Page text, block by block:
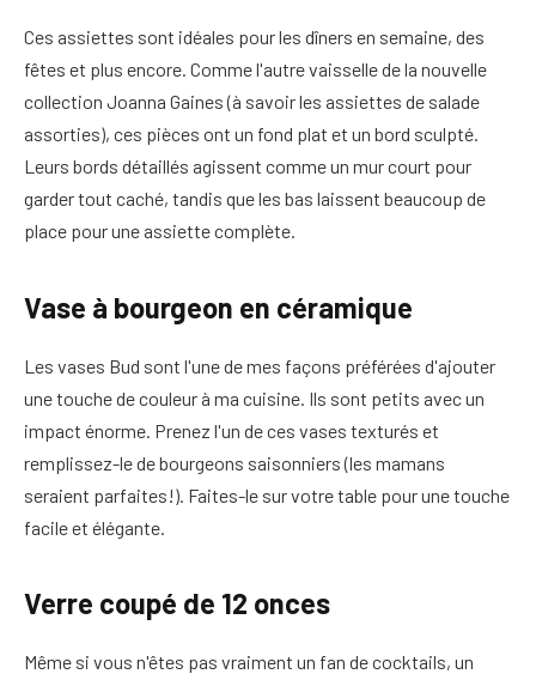
Ces assiettes sont idéales pour les dîners en semaine, des
fêtes et plus encore. Comme l'autre vaisselle de la nouvelle
collection Joanna Gaines (à savoir les assiettes de salade
assorties), ces pièces ont un fond plat et un bord sculpté.
Leurs bords détaillés agissent comme un mur court pour
garder tout caché, tandis que les bas laissent beaucoup de
place pour une assiette complète.
Vase à bourgeon en céramique
Les vases Bud sont l'une de mes façons préférées d'ajouter
une touche de couleur à ma cuisine. Ils sont petits avec un
impact énorme. Prenez l'un de ces vases texturés et
remplissez-le de bourgeons saisonniers (les mamans
seraient parfaites!). Faites-le sur votre table pour une touche
facile et élégante.
Verre coupé de 12 onces
Même si vous n'êtes pas vraiment un fan de cocktails, un